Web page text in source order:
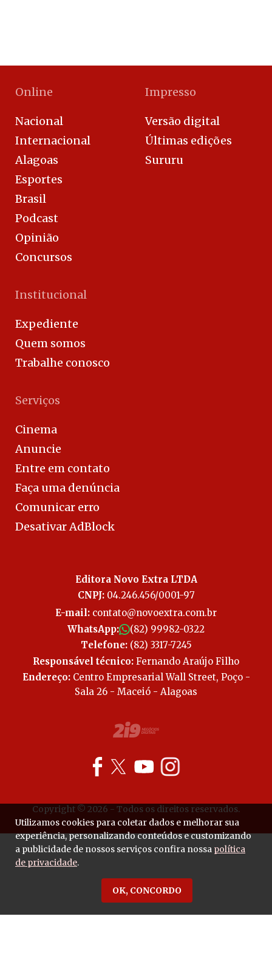
Online
Nacional
Internacional
Alagoas
Esportes
Brasil
Podcast
Opinião
Concursos
Impresso
Versão digital
Últimas edições
Sururu
Institucional
Expediente
Quem somos
Trabalhe conosco
Serviços
Cinema
Anuncie
Entre em contato
Faça uma denúncia
Comunicar erro
Desativar AdBlock
Editora Novo Extra LTDA
CNPJ:04.246.456/0001-97
E-mail: contato@novoextra.com.br
WhatsApp:
(82) 99982-0322
Telefone:(82) 3317-7245
Responsável técnico: Fernando Araújo Filho
Endereço:Centro Empresarial Wall Street, Poço -
Sala 26 - Maceió - Alagoas
Copyright © 2026 - Todos os direitos reservados.
Utilizamos cookies para coletar dados e melhorar sua
experiência, personalizando conteúdos e customizando
a publicidade de nossos serviços confira nossa política
de privacidade.
OK, CONCORDO